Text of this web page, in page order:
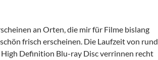
an Orten, die mir für Filme bislang
frisch erscheinen. Die Laufzeit von rund
Definition Blu-ray Disc verrinnen recht